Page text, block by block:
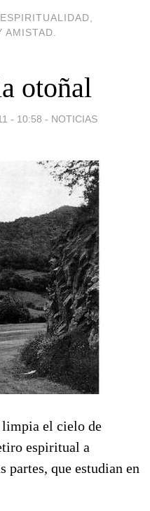
AMISTAD.
otoñal
- 10:58 - NOTICIAS
limpia el cielo de
espiritual a
partes, que estudian en